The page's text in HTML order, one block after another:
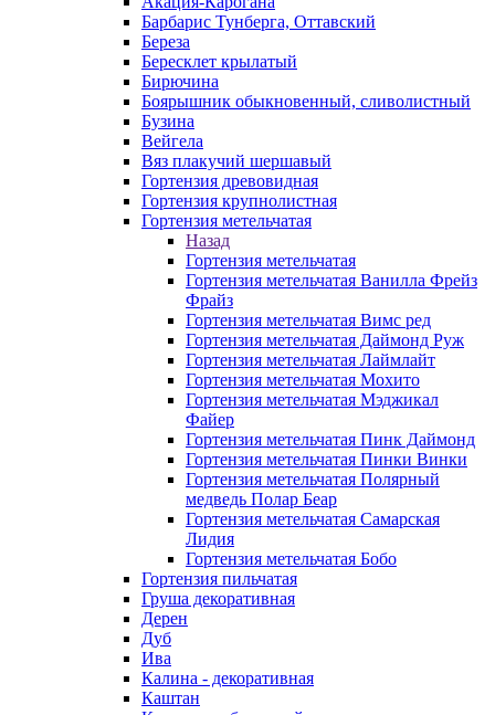
Барбарис Тунберга, Оттавский
Береза
Бересклет крылатый
Бирючина
Боярышник обыкновенный, сливолистный
Бузина
Вейгела
Вяз плакучий шершавый
Гортензия древовидная
Гортензия крупнолистная
Гортензия метельчатая
Назад
Гортензия метельчатая
Гортензия метельчатая Ванилла Фрейз
Фрайз
Гортензия метельчатая Вимс ред
Гортензия метельчатая Даймонд Руж
Гортензия метельчатая Лаймлайт
Гортензия метельчатая Мохито
Гортензия метельчатая Мэджикал
Файер
Гортензия метельчатая Пинк Даймонд
Гортензия метельчатая Пинки Винки
Гортензия метельчатая Полярный
медведь Полар Беар
Гортензия метельчатая Самарская
Лидия
Гортензия метельчатая Бобо
Гортензия пильчатая
Груша декоративная
Дерен
Дуб
Ива
Калина - декоративная
Каштан